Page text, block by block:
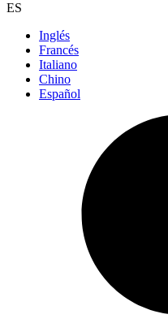
ES
Inglés
Francés
Italiano
Chino
Español